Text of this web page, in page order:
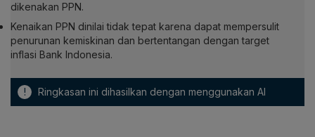
dikenakan PPN.
Kenaikan PPN dinilai tidak tepat karena dapat mempersulit
penurunan kemiskinan dan bertentangan dengan target
inflasi Bank Indonesia.
! Ringkasan ini dihasilkan dengan menggunakan AI